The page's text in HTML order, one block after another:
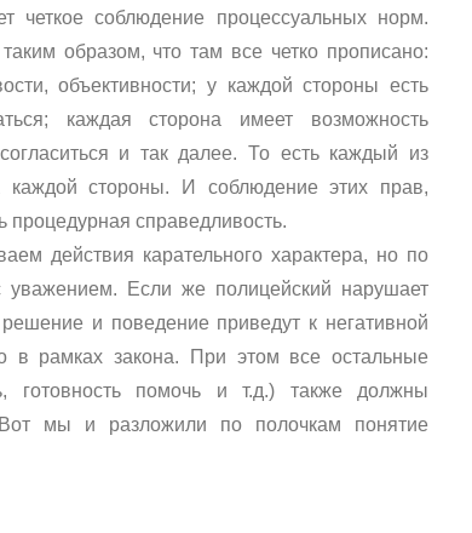
четкое соблюдение процессуальных норм.
образом, что там все четко прописано:
объективности; у каждой стороны есть
каждая сторона имеет возможность
и так далее. То есть каждый из
каждой стороны. И соблюдение этих прав,
процедурная справедливость.
действия карательного характера, но по
Если же полицейский нарушает
и поведение приведут к негативной
в рамках закона. При этом все остальные
готовность помочь и т.д.) также должны
мы и разложили по полочкам понятие